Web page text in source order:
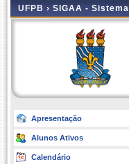
UFPB › SIGAA -
Apresentação
Alunos Ativos
Calendário